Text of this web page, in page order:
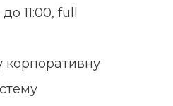
11:00, full
корпоративну